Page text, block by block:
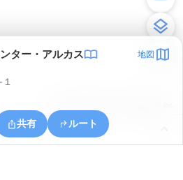
ター・アルカス 地図
共有 ルート